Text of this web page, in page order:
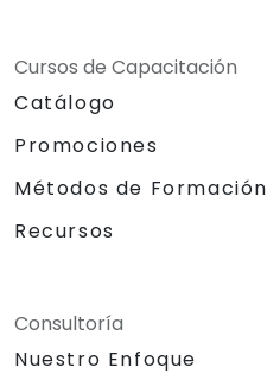
Cursos de Capacitación
Catálogo
Promociones
Métodos de Formación
Recursos
Consultoría
Nuestro Enfoque